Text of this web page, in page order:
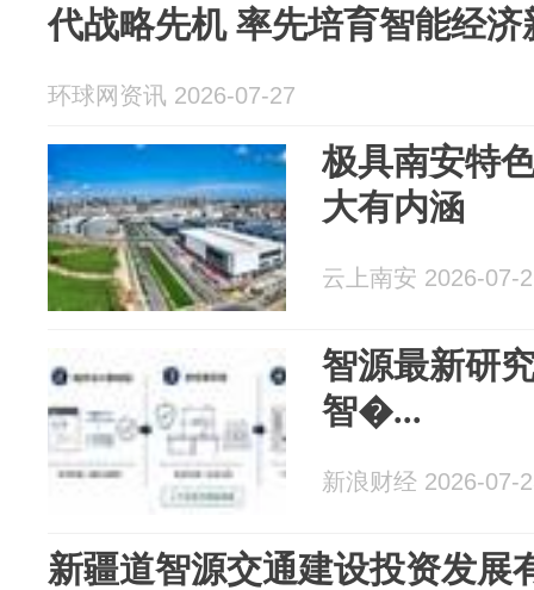
代战略先机 率先培育智能经济
环球网资讯 2026-07-27
极具南安特
大有内涵
云上南安 2026-07-
智源最新研
智�...
新浪财经 2026-07-
新疆道智源交通建设投资发展